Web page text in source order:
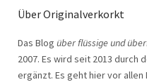
Über Originalverkorkt
Das Blog über flüssige und
2007. Es wird seit 2013 durch
ergänzt. Es geht hier vor allen